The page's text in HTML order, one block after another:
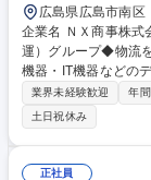
広島県広島市南区
企業名 ＮＸ商事株式会社 求人名 【広島】リース法人営業
運）グループ◆物流を通して社会に
機器・IT機器などの
客にリースの提案営
して解決する「寄り添う対応」が
らず、ＮＸ（日本通
ービス、東京センチ
広いソリューション
業界未経験歓迎 年
土日祝休み
正社員